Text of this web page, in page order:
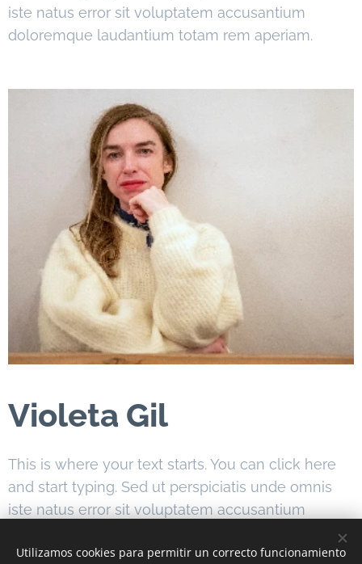
iste natus error sit voluptatem accusantium
doloremque laudantium totam rem aperiam.
Violeta Gil
This is where your text starts. You can click here
and start typing. Sed ut perspiciatis unde omnis
iste natus error sit voluptatem accusantium
Utilizamos cookies para permitir un correcto funcionamiento